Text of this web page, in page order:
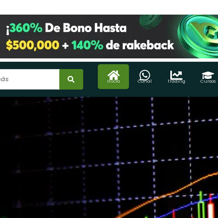
Inicio Canal Trading Cursos